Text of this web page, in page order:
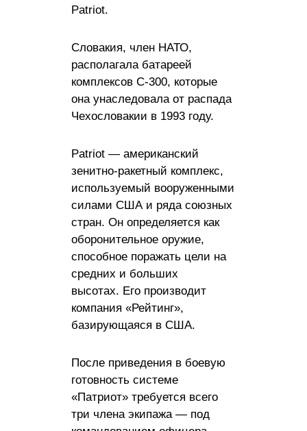
Patriot.
Словакия, член НАТО,
располагала батареей
комплексов С-300, которые
она унаследовала от распада
Чехословакии в 1993 году.
Patriot — американский
зенитно-ракетный комплекс,
используемый вооруженными
силами США и ряда союзных
стран. Он определяется как
оборонительное оружие,
способное поражать цели на
средних и больших
высотах. Его производит
компания «Рейтинг»,
базирующаяся в США.
После приведения в боевую
готовность системе
«Патриот» требуется всего
три члена экипажа — под